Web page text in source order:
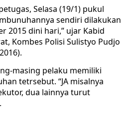
Selasa (19/1) pukul
sendiri dilakukan
2015 dini hari,” ujar Kabid
Kombes Polisi Sulistyo Pudjo
masing pelaku memiliki
tetrsebut. “JA misalnya
dua lainnya turut